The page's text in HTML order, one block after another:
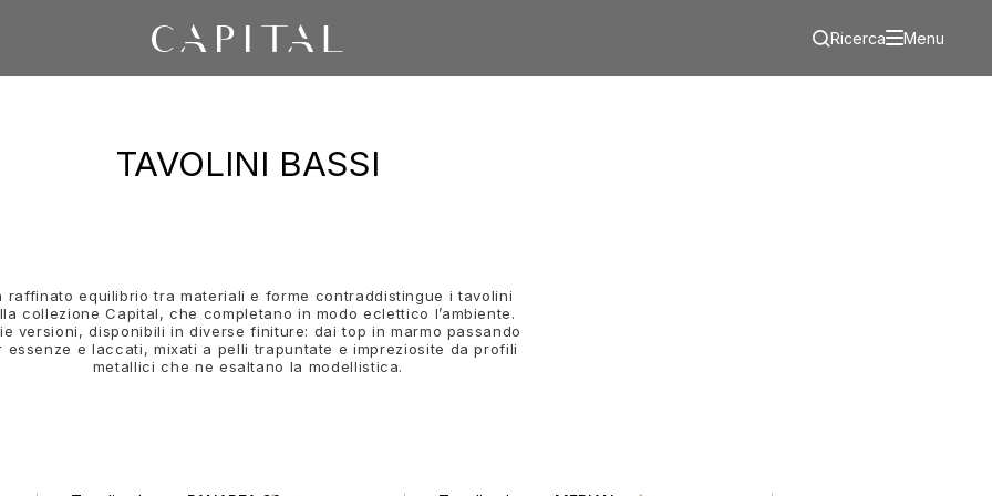
Ricerca Menu
TAVOLINI BASSI
raffinato equilibrio tra materiali e forme contraddistingue i tavolini
collezione Capital, che completano in modo eclettico l’ambiente.
versioni, disponibili in diverse finiture: dai top in marmo passando
essenze e laccati, mixati a pelli trapuntate e impreziosite da profili
metallici che ne esaltano la modellistica.